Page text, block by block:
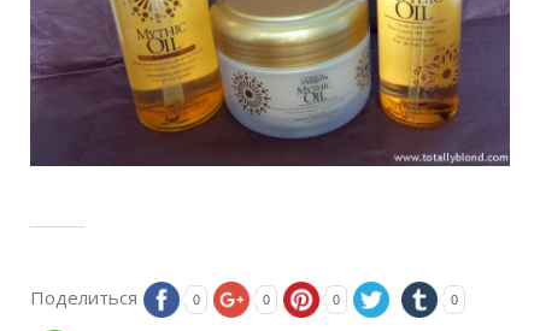
Поделиться 0 0 0 0